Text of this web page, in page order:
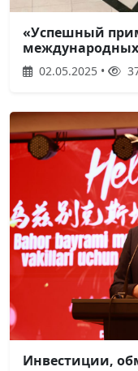
«Успешный
02.05.2025 •
Инвестиции,